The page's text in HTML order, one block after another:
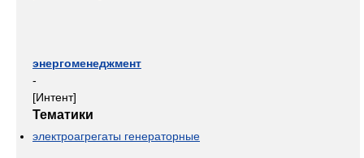
энергоменеджмент
-
[Интент]
Тематики
электроагрегаты генераторные